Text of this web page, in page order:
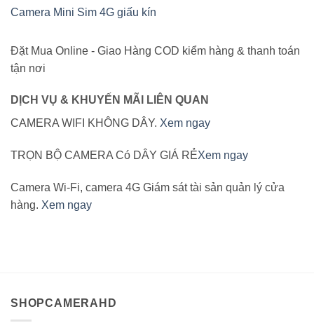
Camera Mini Sim 4G giấu kín
Đặt Mua Online - Giao Hàng COD kiểm hàng & thanh toán
tận nơi
DỊCH VỤ & KHUYẾN MÃI LIÊN QUAN
CAMERA WIFI KHÔNG DÂY. Xem ngay
TRỌN BỘ CAMERA Có DÂY GIÁ RẺXem ngay
Camera Wi-Fi, camera 4G Giám sát tài sản quản lý cửa
hàng. Xem ngay
SHOPCAMERAHD